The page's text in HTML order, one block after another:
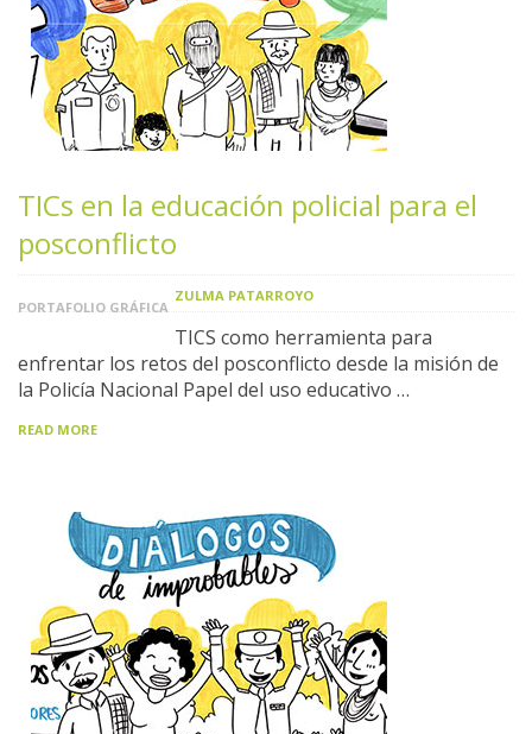
TICs en la educación policial para el
posconflicto
PORTAFOLIO GRÁFICA
ZULMA PATARROYO
TICS como herramienta para
enfrentar los retos del posconflicto desde la misión de
la Policía Nacional Papel del uso educativo …
READ MORE